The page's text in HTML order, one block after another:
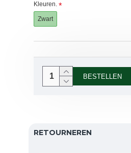
Kleuren.
Zwart
BESTELLEN
RETOURNEREN